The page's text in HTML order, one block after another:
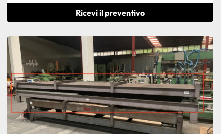
Ricevi il preventivo